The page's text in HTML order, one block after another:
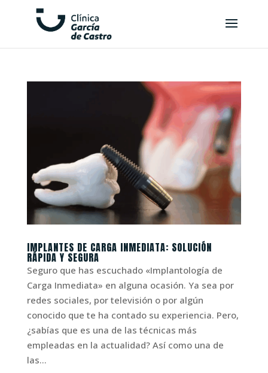
IMPLANTES DE CARGA INMEDIATA: SOLUCIÓN
RÁPIDA Y SEGURA
Seguro que has escuchado «Implantología de
Carga Inmediata» en alguna ocasión. Ya sea por
redes sociales, por televisión o por algún
conocido que te ha contado su experiencia. Pero,
¿sabías que es una de las técnicas más
empleadas en la actualidad? Así como una de
las...